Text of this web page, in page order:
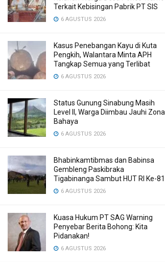
Terkait Kebisingan Pabrik PT SIS
6 AGUSTUS 2026
Kasus Penebangan Kayu di Kuta
Pengkih, Walantara Minta APH
Tangkap Semua yang Terlibat
6 AGUSTUS 2026
Status Gunung Sinabung Masih
Level II, Warga Diimbau Jauhi Zona
Bahaya
6 AGUSTUS 2026
Bhabinkamtibmas dan Babinsa
Gembleng Paskibraka
Tigabinanga Sambut HUT RI Ke-81
6 AGUSTUS 2026
Kuasa Hukum PT SAG Warning
Penyebar Berita Bohong: Kita
Pidanakan!
6 AGUSTUS 2026